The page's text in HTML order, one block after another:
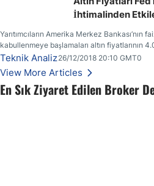
En Sık Ziyaret Edilen Broker
İhtimalinden
Yarıtımcıların Amerika Merkez Bankası’nın faizleri yükseltebileceği görüşünü
kabullenmeye başlamaları altın fiyatlarının
olmuştur.
Teknik Analiz26/12/2018 20:10 GMT0
View More Articles